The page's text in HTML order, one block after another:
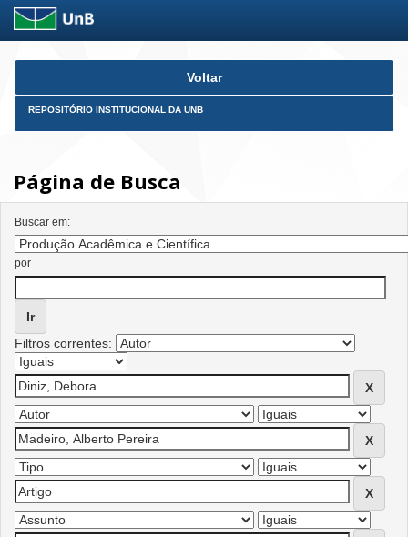
Skip
Voltar
REPOSITÓRIO INSTITUCIONAL DA UNB
Página de Busca
Buscar em:
por
Filtros correntes: